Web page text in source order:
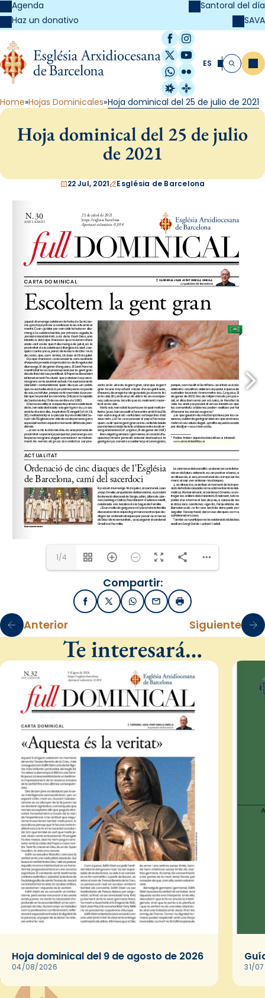
Agenda
Haz un donativo
Santoral del día
SAVA
Facebook
Instagram
X / Twitter
YouTube
WhatsApp
Flickr
Radio Estel
Catalunya
ES Buscar
Home Hojas Dominicales Hoja dominical del 25 de julio de 2021
Hoja dominical del 25 de julio
de 2021
22 Jul, 2021 Església de Barcelona
www.amorislaetitia.va
1/4
Compartir:
FacebookX / TwitterWhatsApp
EmailImprimir
Anterior Siguiente
Te interesará…
Hoja dominical del 9 de agosto de 2026
04/08/2026 31/